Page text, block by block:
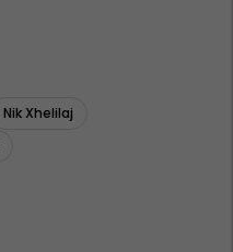
Nik Xhelilaj